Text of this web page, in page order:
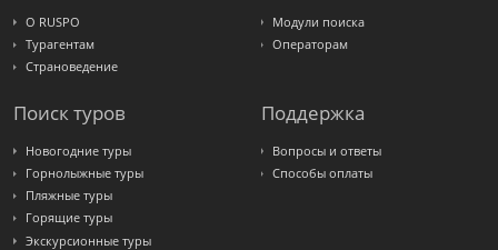
О RUSPO
Турагентам
Страноведение
Модули поиска
Операторам
Поиск туров
Новогодние туры
Горнолыжные туры
Пляжные туры
Горящие туры
Экскурсионные туры
Поддержка
Вопросы и ответы
Способы оплаты